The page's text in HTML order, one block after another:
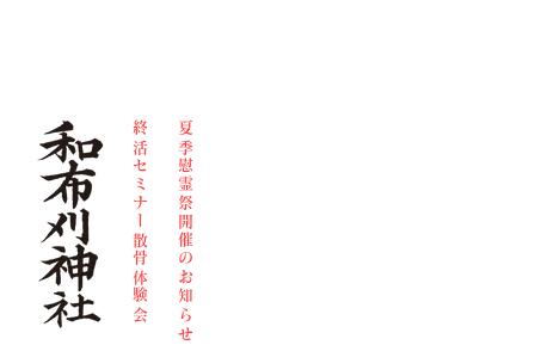
​終活セミナー散骨体験会​夏季慰霊祭開催のお知らせ